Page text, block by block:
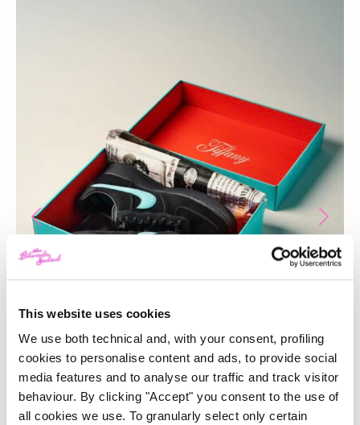
This website uses cookies
We use both technical and, with your consent, profiling
cookies to personalise content and ads, to provide social
media features and to analyse our traffic and track visitor
behaviour. By clicking "Accept" you consent to the use of
all cookies we use. To granularly select only certain
Tiffany & Co. x Nike, “A Legendary Pair”